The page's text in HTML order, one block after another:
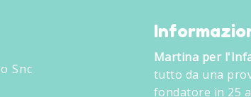
Snc
Martina per
tutto da una
fondatore in 25